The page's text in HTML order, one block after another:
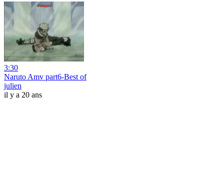
3:30
Naruto Amv part6-Best of
julien
il y a 20 ans